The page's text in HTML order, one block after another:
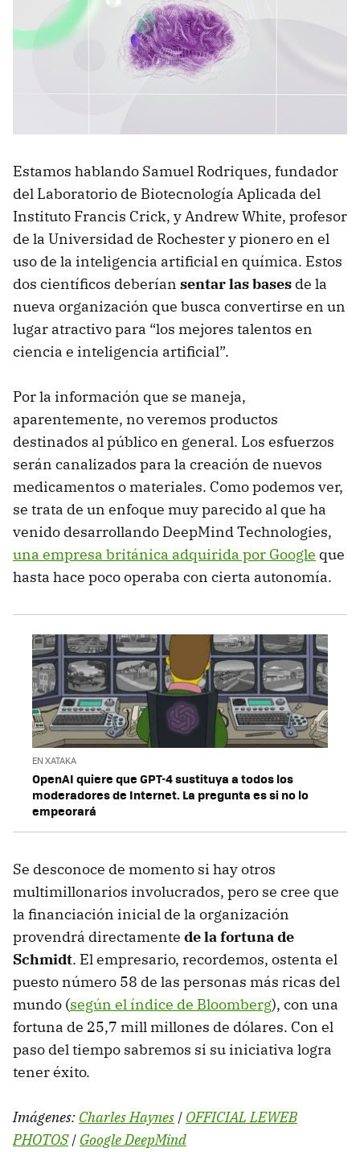
Estamos hablando Samuel Rodriques, fundador
del Laboratorio de Biotecnología Aplicada del
Instituto Francis Crick, y Andrew White, profesor
de la Universidad de Rochester y pionero en el
uso de la inteligencia artificial en química. Estos
dos científicos deberían sentar las bases de la
nueva organización que busca convertirse en un
lugar atractivo para “los mejores talentos en
ciencia e inteligencia artificial”.
Por la información que se maneja,
aparentemente, no veremos productos
destinados al público en general. Los esfuerzos
serán canalizados para la creación de nuevos
medicamentos o materiales. Como podemos ver,
se trata de un enfoque muy parecido al que ha
venido desarrollando DeepMind Technologies,
una empresa británica adquirida por Google que
hasta hace poco operaba con cierta autonomía.
EN XATAKA
OpenAI quiere que GPT-4 sustituya a todos los
moderadores de Internet. La pregunta es si no lo
empeorará
Se desconoce de momento si hay otros
multimillonarios involucrados, pero se cree que
la financiación inicial de la organización
provendrá directamente de la fortuna de
Schmidt. El empresario, recordemos, ostenta el
puesto número 58 de las personas más ricas del
mundo (según el índice de Bloomberg), con una
fortuna de 25,7 mill millones de dólares. Con el
paso del tiempo sabremos si su iniciativa logra
tener éxito.
Imágenes: Charles Haynes | OFFICIAL LEWEB
PHOTOS| Google DeepMind